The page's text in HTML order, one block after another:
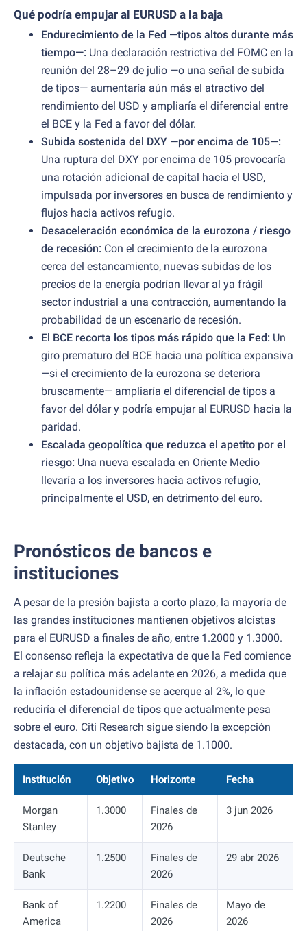
Qué podría empujar al EURUSD a la baja
Endurecimiento de la Fed —tipos altos durante más
tiempo—: Una declaración restrictiva del FOMC en la
reunión del 28–29 de julio —o una señal de subida
de tipos— aumentaría aún más el atractivo del
rendimiento del USD y ampliaría el diferencial entre
el BCE y la Fed a favor del dólar.
Subida sostenida del DXY —por encima de 105—:
Una ruptura del DXY por encima de 105 provocaría
una rotación adicional de capital hacia el USD,
impulsada por inversores en busca de rendimiento y
flujos hacia activos refugio.
Desaceleración económica de la eurozona / riesgo
de recesión: Con el crecimiento de la eurozona
cerca del estancamiento, nuevas subidas de los
precios de la energía podrían llevar al ya frágil
sector industrial a una contracción, aumentando la
probabilidad de un escenario de recesión.
El BCE recorta los tipos más rápido que la Fed: Un
giro prematuro del BCE hacia una política expansiva
—si el crecimiento de la eurozona se deteriora
bruscamente— ampliaría el diferencial de tipos a
favor del dólar y podría empujar al EURUSD hacia la
paridad.
Escalada geopolítica que reduzca el apetito por el
riesgo: Una nueva escalada en Oriente Medio
llevaría a los inversores hacia activos refugio,
principalmente el USD, en detrimento del euro.
Pronósticos de bancos e
instituciones
A pesar de la presión bajista a corto plazo, la mayoría de
las grandes instituciones mantienen objetivos alcistas
para el EURUSD a finales de año, entre 1.2000 y 1.3000.
El consenso refleja la expectativa de que la Fed comience
a relajar su política más adelante en 2026, a medida que
la inflación estadounidense se acerque al 2%, lo que
reduciría el diferencial de tipos que actualmente pesa
sobre el euro. Citi Research sigue siendo la excepción
destacada, con un objetivo bajista de 1.1000.
Institución Objetivo Horizonte Fecha
Morgan
Stanley
1.3000
Finales de
2026
3 jun 2026
Deutsche
Bank
1.2500
Finales de
2026
29 abr 2026
Bank of
America
1.2200
Finales de
2026
Mayo de
2026